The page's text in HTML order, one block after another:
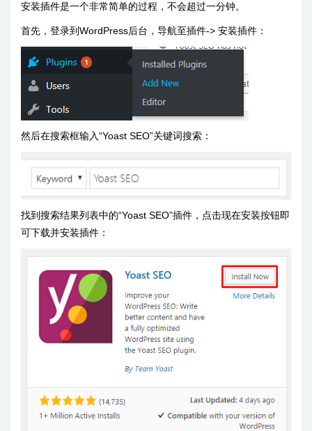
安装插件是一个非常简单的过程，不会超过一分钟。
首先，登录到WordPress后台，导航至插件-> 安装插件：
然后在搜索框输入“Yoast SEO”关键词搜索：
找到搜索结果列表中的“Yoast SEO”插件，点击现在安装按钮即
可下载并安装插件：